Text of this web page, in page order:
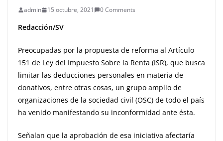
admin 15 octubre, 2021 0 Comments
Redacción/SV
Preocupadas por la propuesta de reforma al Artículo
151 de Ley del Impuesto Sobre la Renta (ISR), que busca
limitar las deducciones personales en materia de
donativos, entre otras cosas, un grupo amplio de
organizaciones de la sociedad civil (OSC) de todo el país
ha venido manifestando su inconformidad ante ésta.
Señalan que la aprobación de esa iniciativa afectaría